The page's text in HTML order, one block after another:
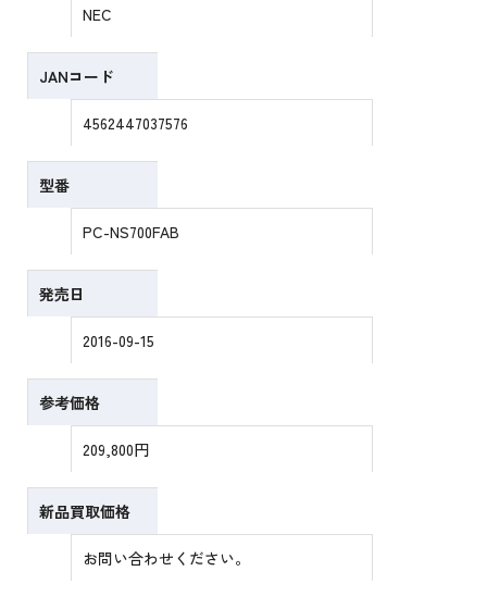
NEC
JANコード
4562447037576
型番
PC-NS700FAB
発売日
2016-09-15
参考価格
209,800円
新品買取価格
お問い合わせください。